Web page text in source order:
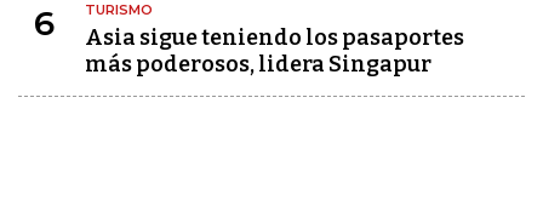
6 TURISMO
Asia sigue teniendo los pasaportes
más poderosos, lidera Singapur